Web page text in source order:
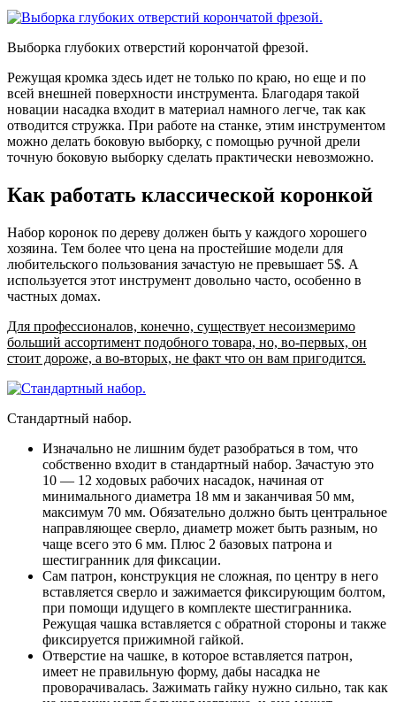
Выборка глубоких отверстий корончатой фрезой.
Режущая кромка здесь идет не только по краю, но еще и по
всей внешней поверхности инструмента. Благодаря такой
новации насадка входит в материал намного легче, так как
отводится стружка. При работе на станке, этим инструментом
можно делать боковую выборку, с помощью ручной дрели
точную боковую выборку сделать практически невозможно.
Как работать классической коронкой
Набор коронок по дереву должен быть у каждого хорошего
хозяина. Тем более что цена на простейшие модели для
любительского пользования зачастую не превышает 5$. А
используется этот инструмент довольно часто, особенно в
частных домах.
Для профессионалов, конечно, существует несоизмеримо
больший ассортимент подобного товара, но, во-первых, он
стоит дороже, а во-вторых, не факт что он вам пригодится.
Стандартный набор.
Изначально не лишним будет разобраться в том, что
собственно входит в стандартный набор. Зачастую это
10 — 12 ходовых рабочих насадок, начиная от
минимального диаметра 18 мм и заканчивая 50 мм,
максимум 70 мм. Обязательно должно быть центральное
направляющее сверло, диаметр может быть разным, но
чаще всего это 6 мм. Плюс 2 базовых патрона и
шестигранник для фиксации.
Сам патрон, конструкция не сложная, по центру в него
вставляется сверло и зажимается фиксирующим болтом,
при помощи идущего в комплекте шестигранника.
Режущая чашка вставляется с обратной стороны и также
фиксируется прижимной гайкой.
Отверстие на чашке, в которое вставляется патрон,
имеет не правильную форму, дабы насадка не
проворачивалась. Зажимать гайку нужно сильно, так как